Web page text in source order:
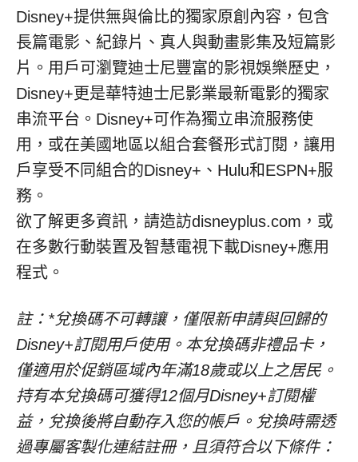
Disney+提供無與倫比的獨家原創內容，包含
長篇電影、紀錄片、真人與動畫影集及短篇影
片。用戶可瀏覽迪士尼豐富的影視娛樂歷史，
Disney+更是華特迪士尼影業最新電影的獨家
串流平台。Disney+可作為獨立串流服務使
用，或在美國地區以組合套餐形式訂閱，讓用
戶享受不同組合的Disney+、Hulu和ESPN+服
務。
欲了解更多資訊，請造訪disneyplus.com，或
在多數行動裝置及智慧電視下載Disney+應用
程式。
註： *兌換碼不可轉讓，僅限新申請與回歸的
Disney+訂閱用戶使用。本兌換碼非禮品卡，
僅適用於促銷區域內年滿18歲或以上之居民。
持有本兌換碼可獲得12個月Disney+訂閱權
益，兌換後將自動存入您的帳戶。兌換時需透
過專屬客製化連結註冊，且須符合以下條件：